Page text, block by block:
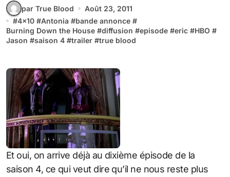
par True Blood
Août 23, 2011
#4x10 #Antonia #bande annonce #
Burning Down the House #diffusion #episode #eric #HBO #
Jason #saison 4 #trailer #true blood
Et oui, on arrive déjà au dixième épisode de la
saison 4, ce qui veut dire qu’il ne nous reste plus